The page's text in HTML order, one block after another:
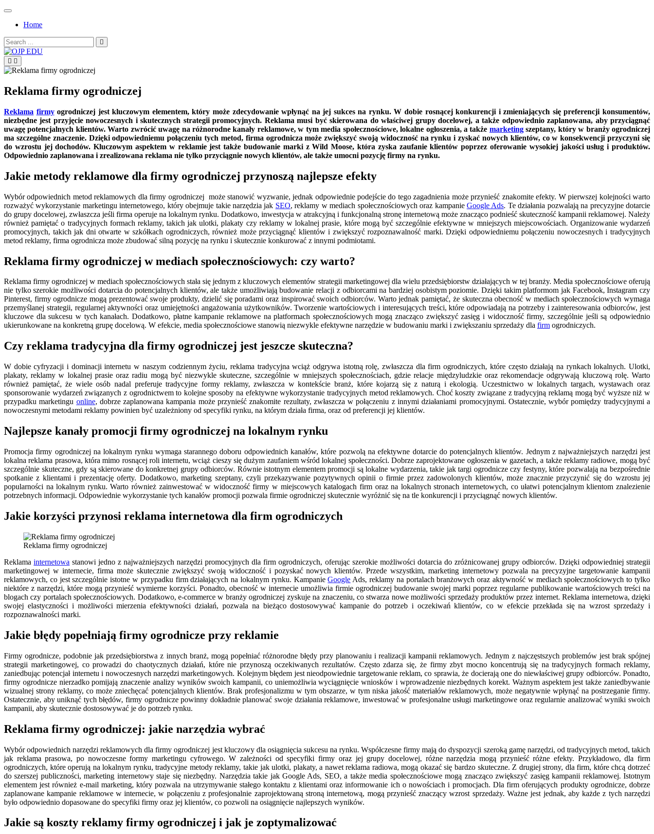
Skip
contentHome
Search
for:
OJP EDU
Reklama firmy ogrodniczej
Reklama firmyogrodniczej jest kluczowym elementem, który może zdecydowanie wpłynąć na jej sukces na rynku. W dobie rosnącej konkurencji i zmieniających się preferencji konsumentów,
niezbędne jest przyjęcie nowoczesnych i skutecznych strategii promocyjnych. Reklama musi być skierowana do właściwej grupy docelowej, a także odpowiednio zaplanowana, aby przyciągnąć
uwagę potencjalnych klientów. Warto zwrócić uwagę na różnorodne kanały reklamowe, w tym media społecznościowe, lokalne ogłoszenia, a także marketingszeptany, który w branży ogrodniczej
ma szczególne znaczenie. Dzięki odpowiedniemu połączeniu tych metod, firma ogrodnicza może zwiększyć swoją widoczność na rynku i zyskać nowych klientów, co w konsekwencji przyczyni się
do wzrostu jej dochodów. Kluczowym aspektem w reklamie jest także budowanie marki z Wild Moose, która zyska zaufanie klientów poprzez oferowanie wysokiej jakości usług i produktów.
Odpowiednio zaplanowana i zrealizowana reklama nie tylko przyciągnie nowych klientów, ale także umocni pozycję firmy na rynku.
Jakie metody reklamowe dla firmy ogrodniczej przynoszą najlepsze efekty
Wybór odpowiednich metod reklamowych dla firmy ogrodniczej może stanowić wyzwanie, jednak odpowiednie podejście do tego zagadnienia może przynieść znakomite efekty. W pierwszej kolejności warto
rozważyć wykorzystanie marketingu internetowego, który obejmuje takie narzędzia jak SEO, reklamy w mediach społecznościowych oraz kampanie Google Ads. Te działania pozwalają na precyzyjne dotarcie
do grupy docelowej, zwłaszcza jeśli firma operuje na lokalnym rynku. Dodatkowo, inwestycja w atrakcyjną i funkcjonalną stronę internetową może znacząco podnieść skuteczność kampanii reklamowej. Należy
również pamiętać o tradycyjnych formach reklamy, takich jak ulotki, plakaty czy reklamy w lokalnej prasie, które mogą być szczególnie efektywne w mniejszych miejscowościach. Organizowanie wydarzeń
promocyjnych, takich jak dni otwarte w szkółkach ogrodniczych, również może przyciągnąć klientów i zwiększyć rozpoznawalność marki. Dzięki odpowiedniemu połączeniu nowoczesnych i tradycyjnych
metod reklamy, firma ogrodnicza może zbudować silną pozycję na rynku i skutecznie konkurować z innymi podmiotami.
Reklama firmy ogrodniczej w mediach społecznościowych: czy warto?
Reklama firmy ogrodniczej w mediach społecznościowych stała się jednym z kluczowych elementów strategii marketingowej dla wielu przedsiębiorstw działających w tej branży. Media społecznościowe oferują
nie tylko szerokie możliwości dotarcia do potencjalnych klientów, ale także umożliwiają budowanie relacji z odbiorcami na bardziej osobistym poziomie. Dzięki takim platformom jak Facebook, Instagram czy
Pinterest, firmy ogrodnicze mogą prezentować swoje produkty, dzielić się poradami oraz inspirować swoich odbiorców. Warto jednak pamiętać, że skuteczna obecność w mediach społecznościowych wymaga
przemyślanej strategii, regularnej aktywności oraz umiejętności angażowania użytkowników. Tworzenie wartościowych i interesujących treści, które odpowiadają na potrzeby i zainteresowania odbiorców, jest
kluczowe dla sukcesu w tych kanałach. Dodatkowo, płatne kampanie reklamowe na platformach społecznościowych mogą znacząco zwiększyć zasięg i widoczność firmy, szczególnie jeśli są odpowiednio
ukierunkowane na konkretną grupę docelową. W efekcie, media społecznościowe stanowią niezwykle efektywne narzędzie w budowaniu marki i zwiększaniu sprzedaży dla firm ogrodniczych.
Czy reklama tradycyjna dla firmy ogrodniczej jest jeszcze skuteczna?
W dobie cyfryzacji i dominacji internetu w naszym codziennym życiu, reklama tradycyjna wciąż odgrywa istotną rolę, zwłaszcza dla firm ogrodniczych, które często działają na rynkach lokalnych. Ulotki,
plakaty, reklamy w lokalnej prasie oraz radiu mogą być niezwykle skuteczne, szczególnie w mniejszych społecznościach, gdzie relacje międzyludzkie oraz rekomendacje odgrywają kluczową rolę. Warto
również pamiętać, że wiele osób nadal preferuje tradycyjne formy reklamy, zwłaszcza w kontekście branż, które kojarzą się z naturą i ekologią. Uczestnictwo w lokalnych targach, wystawach oraz
sponsorowanie wydarzeń związanych z ogrodnictwem to kolejne sposoby na efektywne wykorzystanie tradycyjnych metod reklamowych. Choć koszty związane z tradycyjną reklamą mogą być wyższe niż w
przypadku marketingu online, dobrze zaplanowana kampania może przynieść znakomite rezultaty, zwłaszcza w połączeniu z innymi działaniami promocyjnymi. Ostatecznie, wybór pomiędzy tradycyjnymi a
nowoczesnymi metodami reklamy powinien być uzależniony od specyfiki rynku, na którym działa firma, oraz od preferencji jej klientów.
Najlepsze kanały promocji firmy ogrodniczej na lokalnym rynku
Promocja firmy ogrodniczej na lokalnym rynku wymaga starannego doboru odpowiednich kanałów, które pozwolą na efektywne dotarcie do potencjalnych klientów. Jednym z najważniejszych narzędzi jest
lokalna reklama prasowa, która mimo rosnącej roli internetu, wciąż cieszy się dużym zaufaniem wśród lokalnej społeczności. Dobrze zaprojektowane ogłoszenia w gazetach, a także reklamy radiowe, mogą być
szczególnie skuteczne, gdy są skierowane do konkretnej grupy odbiorców. Równie istotnym elementem promocji są lokalne wydarzenia, takie jak targi ogrodnicze czy festyny, które pozwalają na bezpośrednie
spotkanie z klientami i prezentację oferty. Dodatkowo, marketing szeptany, czyli przekazywanie pozytywnych opinii o firmie przez zadowolonych klientów, może znacznie przyczynić się do wzrostu jej
popularności na lokalnym rynku. Warto również zainwestować w widoczność firmy w miejscowych katalogach firm oraz na lokalnych stronach internetowych, co ułatwi potencjalnym klientom znalezienie
potrzebnych informacji. Odpowiednie wykorzystanie tych kanałów promocji pozwala firmie ogrodniczej skutecznie wyróżnić się na tle konkurencji i przyciągnąć nowych klientów.
Jakie korzyści przynosi reklama internetowa dla firm ogrodniczych
Reklama firmy ogrodniczej
Reklamainternetowa stanowi jedno z najważniejszych narzędzi promocyjnych dla firm ogrodniczych, oferując szerokie możliwości dotarcia do zróżnicowanej grupy odbiorców. Dzięki odpowiedniej strategii
marketingowej w internecie, firma może skutecznie zwiększyć swoją widoczność i pozyskać nowych klientów. Przede wszystkim, marketing internetowy pozwala na precyzyjne targetowanie kampanii
reklamowych, co jest szczególnie istotne w przypadku firm działających na lokalnym rynku. KampanieGoogle Ads, reklamy na portalach branżowych oraz aktywność w mediach społecznościowych to tylko
niektóre z narzędzi, które mogą przynieść wymierne korzyści. Ponadto, obecność w internecie umożliwia firmie ogrodniczej budowanie swojej marki poprzez regularne publikowanie wartościowych treści na
blogach czy portalach społecznościowych. Dodatkowo, e-commerce w branży ogrodniczej zyskuje na znaczeniu, co stwarza nowe możliwości sprzedaży produktów przez internet. Reklama internetowa, dzięki
swojej elastyczności i możliwości mierzenia efektywności działań, pozwala na bieżąco dostosowywać kampanie do potrzeb i oczekiwań klientów, co w efekcie przekłada się na wzrost sprzedaży i
rozpoznawalności marki.
Jakie błędy popełniają firmy ogrodnicze przy reklamie
Firmy ogrodnicze, podobnie jak przedsiębiorstwa z innych branż, mogą popełniać różnorodne błędy przy planowaniu i realizacji kampanii reklamowych. Jednym z najczęstszych problemów jest brak spójnej
strategii marketingowej, co prowadzi do chaotycznych działań, które nie przynoszą oczekiwanych rezultatów. Często zdarza się, że firmy zbyt mocno koncentrują się na tradycyjnych formach reklamy,
zaniedbując potencjał internetu i nowoczesnych narzędzi marketingowych. Kolejnym błędem jest nieodpowiednie targetowanie reklam, co sprawia, że docierają one do niewłaściwej grupy odbiorców. Ponadto,
firmy ogrodnicze nierzadko pomijają znaczenie analizy wyników swoich kampanii, co uniemożliwia wyciągnięcie wniosków i wprowadzenie niezbędnych korekt. Ważnym aspektem jest także zaniedbywanie
wizualnej strony reklamy, co może zniechęcać potencjalnych klientów. Brak profesjonalizmu w tym obszarze, w tym niska jakość materiałów reklamowych, może negatywnie wpłynąć na postrzeganie firmy.
Ostatecznie, aby uniknąć tych błędów, firmy ogrodnicze powinny dokładnie planować swoje działania reklamowe, inwestować w profesjonalne usługi marketingowe oraz regularnie analizować wyniki swoich
kampanii, aby skutecznie dostosowywać je do potrzeb rynku.
Reklama firmy ogrodniczej: jakie narzędzia wybrać
Wybór odpowiednich narzędzi reklamowych dla firmy ogrodniczej jest kluczowy dla osiągnięcia sukcesu na rynku. Współczesne firmy mają do dyspozycji szeroką gamę narzędzi, od tradycyjnych metod, takich
jak reklama prasowa, po nowoczesne formy marketingu cyfrowego. W zależności od specyfiki firmy oraz jej grupy docelowej, różne narzędzia mogą przynieść różne efekty. Przykładowo, dla firm
ogrodniczych, które operują na lokalnym rynku, tradycyjne metody reklamy, takie jak ulotki, plakaty, a nawet reklama radiowa, mogą okazać się bardzo skuteczne. Z drugiej strony, dla firm, które chcą dotrzeć
do szerszej publiczności, marketing internetowy staje się niezbędny. Narzędzia takie jak Google Ads, SEO, a także media społecznościowe mogą znacząco zwiększyć zasięg kampanii reklamowej. Istotnym
elementem jest również e-mail marketing, który pozwala na utrzymywanie stałego kontaktu z klientami oraz informowanie ich o nowościach i promocjach. Dla firm oferujących produkty ogrodnicze, dobrze
zaplanowane kampanie reklamowe w internecie, w połączeniu z profesjonalnie zaprojektowaną stroną internetową, mogą przynieść znaczący wzrost sprzedaży. Ważne jest jednak, aby każde z tych narzędzi
było odpowiednio dopasowane do specyfiki firmy oraz jej klientów, co pozwoli na osiągnięcie najlepszych wyników.
Jakie są koszty reklamy firmy ogrodniczej i jak je zoptymalizować